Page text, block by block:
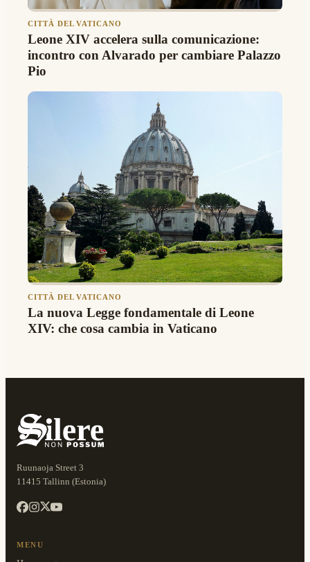
CITTÀ DEL VATICANO
Leone XIV accelera sulla comunicazione:
incontro con Alvarado per cambiare Palazzo
Pio
CITTÀ DEL VATICANO
La nuova Legge fondamentale di Leone
XIV: che cosa cambia in Vaticano
Ruunaoja Street 3
11415 Tallinn (Estonia)
MENU